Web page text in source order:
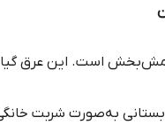
است. این عرق
به‌صورت شربت